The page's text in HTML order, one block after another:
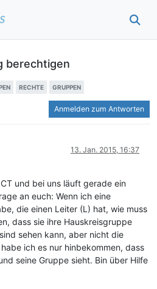
berechtigen
RECHTE GRUPPEN
Anmelden zum Antworten
13. Jan. 2015, 16:37
und bei uns läuft gerade ein
an euch: Wenn ich eine
die einen Leiter (L) hat, wie muss
dass sie ihre Hauskreisgruppe
sehen kann, aber nicht die
ich es nur hinbekommen, dass
seine Gruppe sieht. Bin über Hilfe